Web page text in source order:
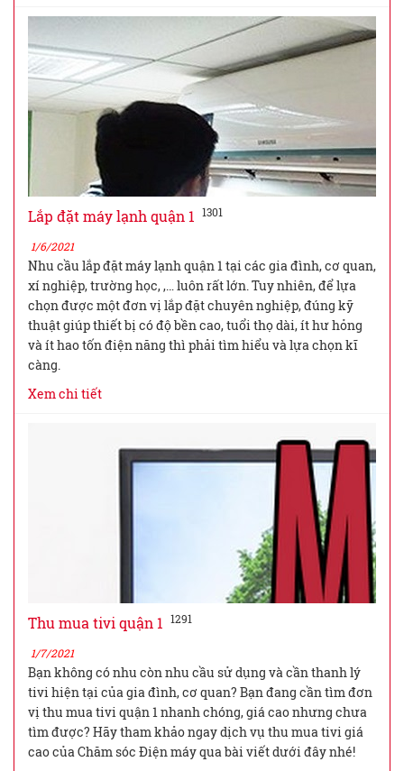
Lắp đặt máy lạnh quận 1 1301
1/6/2021
Nhu cầu lắp đặt máy lạnh quận 1 tại các gia đình, cơ quan,
xí nghiệp, trường học, ,… luôn rất lớn. Tuy nhiên, để lựa
chọn được một đơn vị lắp đặt chuyên nghiệp, đúng kỹ
thuật giúp thiết bị có độ bền cao, tuổi thọ dài, ít hư hỏng
và ít hao tốn điện năng thì phải tìm hiểu và lựa chọn kĩ
càng.
Xem chi tiết
Thu mua tivi quận 1 1291
1/7/2021
Bạn không có nhu còn nhu cầu sử dụng và cần thanh lý
tivi hiện tại của gia đình, cơ quan? Bạn đang cần tìm đơn
vị thu mua tivi quận 1 nhanh chóng, giá cao nhưng chưa
tìm được? Hãy tham khảo ngay dịch vụ thu mua tivi giá
cao của Chăm sóc Điện máy qua bài viết dưới đây nhé!